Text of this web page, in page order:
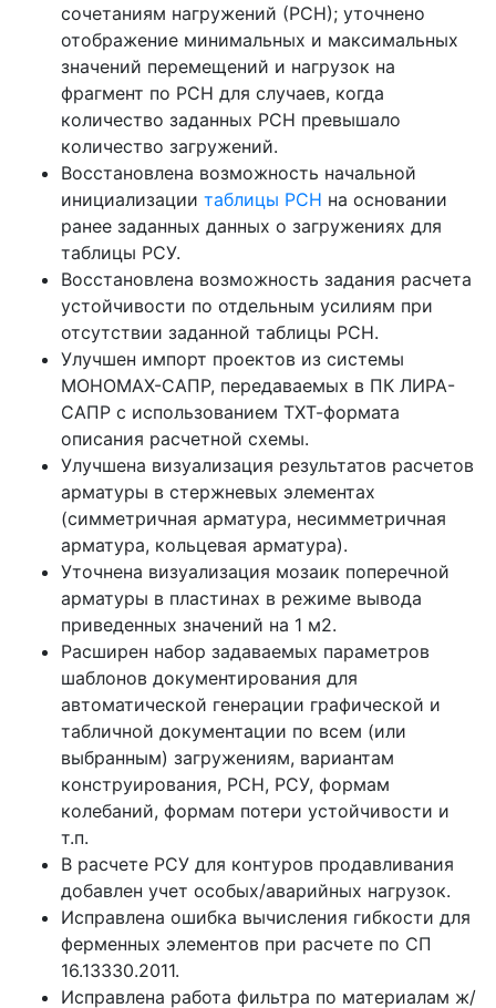
сочетаниям нагружений (РСН); уточнено
отображение минимальных и максимальных
значений перемещений и нагрузок на
фрагмент по РСН для случаев, когда
количество заданных РСН превышало
количество загружений.
Восстановлена возможность начальной
инициализации таблицы РСН на основании
ранее заданных данных о загружениях для
таблицы РСУ.
Восстановлена возможность задания расчета
устойчивости по отдельным усилиям при
отсутствии заданной таблицы РСН.
Улучшен импорт проектов из системы
МОНОМАХ-САПР, передаваемых в ПК ЛИРА-
САПР с использованием ТХТ-формата
описания расчетной схемы.
Улучшена визуализация результатов расчетов
арматуры в стержневых элементах
(симметричная арматура, несимметричная
арматура, кольцевая арматура).
Уточнена визуализация мозаик поперечной
арматуры в пластинах в режиме вывода
приведенных значений на 1 м2.
Расширен набор задаваемых параметров
шаблонов документирования для
автоматической генерации графической и
табличной документации по всем (или
выбранным) загружениям, вариантам
конструирования, РСН, РСУ, формам
колебаний, формам потери устойчивости и
т.п.
В расчете РСУ для контуров продавливания
добавлен учет особых/аварийных нагрузок.
Исправлена ошибка вычисления гибкости для
ферменных элементов при расчете по СП
16.13330.2011.
Исправлена работа фильтра по материалам ж/